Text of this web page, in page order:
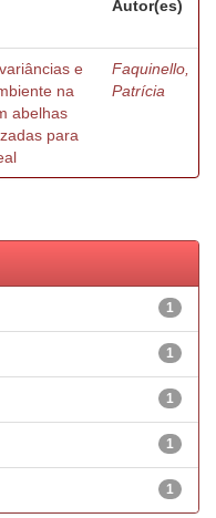
Autor(es)
e
na
abelhas
para
Faquinello,
Patrícia
1
1
1
1
1